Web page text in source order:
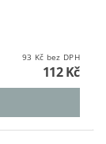
93 Kč bez DPH
112 Kč